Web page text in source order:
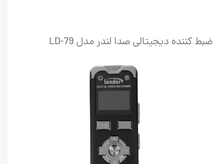
ضبط کننده دیجیتالی صدا لندر مدل LD-79